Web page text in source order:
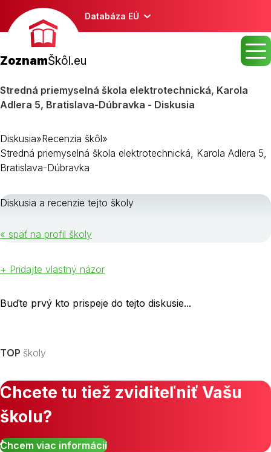
Databáza EÚ
ZoznamŠkôl.eu
Stredná priemyselná škola elektrotechnická, Karola
Adlera 5, Bratislava-Dúbravka - Diskusia
Diskusia»Recenzia škôl»
Stredná priemyselná škola elektrotechnická, Karola Adlera 5,
Bratislava-Dúbravka
Diskusia a recenzie tejto školy
« späť na profil školy
+ Pridajte vlastný názor
Buďte prvý kto prispeje do tejto diskusie...
TOP školy
Chcete tu tiež zviditeľniť Vašu
školu?
Chcem viac informácií